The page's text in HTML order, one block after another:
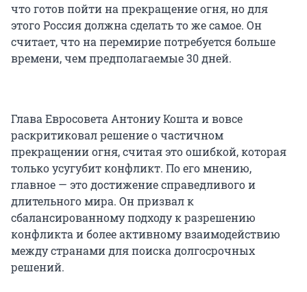
что готов пойти на прекращение огня, но для
этого Россия должна сделать то же самое. Он
считает, что на перемирие потребуется больше
времени, чем предполагаемые 30 дней.
Глава Евросовета Антониу Кошта и вовсе
раскритиковал решение о частичном
прекращении огня, считая это ошибкой, которая
только усугубит конфликт. По его мнению,
главное — это достижение справедливого и
длительного мира. Он призвал к
сбалансированному подходу к разрешению
конфликта и более активному взаимодействию
между странами для поиска долгосрочных
решений.